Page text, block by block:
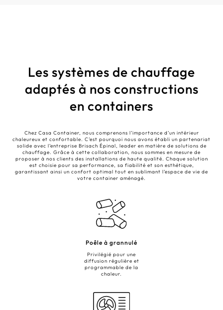
Les systèmes de chauffage
adaptés à nos constructions
en containers
Chez Casa Container, nous comprenons l’importance d’un intérieur
chaleureux et confortable. C’est pourquoi nous avons établi un partenariat
solide avec l’entreprise Brisach Épinal, leader en matière de solutions de
chauffage. Grâce à cette collaboration, nous sommes en mesure de
proposer à nos clients des installations de haute qualité. Chaque solution
est choisie pour sa performance, sa fiabilité et son esthétique,
garantissant ainsi un confort optimal tout en sublimant l’espace de vie de
votre container aménagé.
Poêle à grannulé
Privilégié pour une
diffusion régulière et
programmable de la
chaleur.